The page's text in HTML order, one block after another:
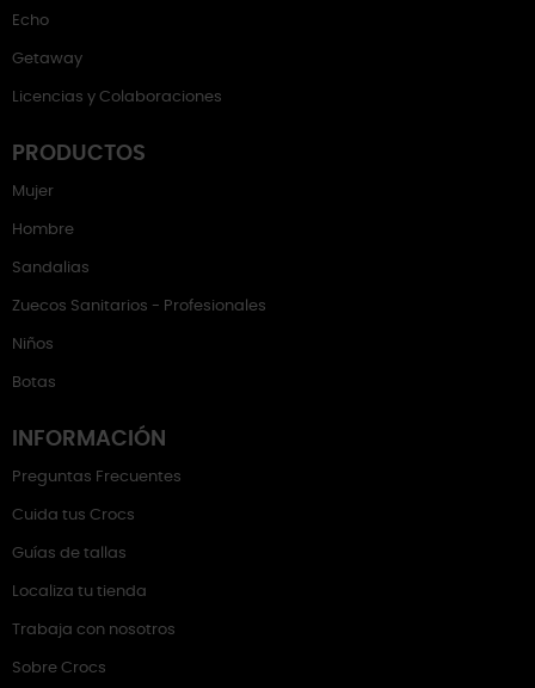
Echo
Getaway
Licencias y Colaboraciones
PRODUCTOS
Mujer
Hombre
Sandalias
Zuecos Sanitarios - Profesionales
Niños
Botas
INFORMACIÓN
Preguntas Frecuentes
Cuida tus Crocs
Guías de tallas
Localiza tu tienda
Trabaja con nosotros
Sobre Crocs